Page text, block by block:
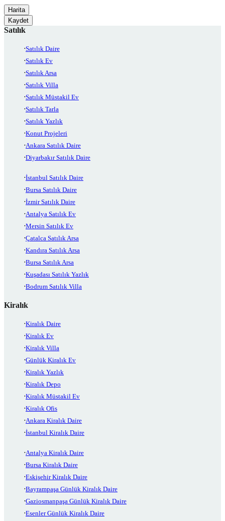
Harita
Kaydet
Satılık
Satılık Daire
Satılık Ev
Satılık Arsa
Satılık Villa
Satılık Müstakil Ev
Satılık Tarla
Satılık Yazlık
Konut Projeleri
Ankara Satılık Daire
Diyarbakır Satılık Daire
İstanbul Satılık Daire
Bursa Satılık Daire
İzmir Satılık Daire
Antalya Satılık Ev
Mersin Satılık Ev
Çatalca Satılık Arsa
Kandıra Satılık Arsa
Bursa Satılık Arsa
Kuşadası Satılık Yazlık
Bodrum Satılık Villa
Kiralık
Kiralık Daire
Kiralık Ev
Kiralık Villa
Günlük Kiralık Ev
Kiralık Yazlık
Kiralık Depo
Kiralık Müstakil Ev
Kiralık Ofis
Ankara Kiralık Daire
İstanbul Kiralık Daire
Antalya Kiralık Daire
Bursa Kiralık Daire
Eskişehir Kiralık Daire
Bayrampaşa Günlük Kiralık Daire
Gaziosmanpaşa Günlük Kiralık Daire
Esenler Günlük Kiralık Daire